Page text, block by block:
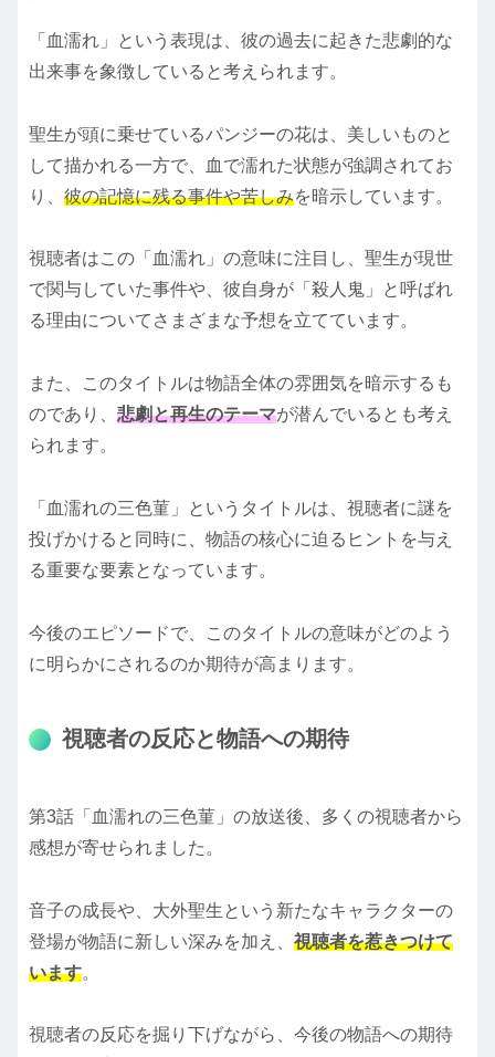
「血濡れ」という表現は、彼の過去に起きた悲劇的な
出来事を象徴していると考えられます。
聖生が頭に乗せているパンジーの花は、美しいものと
して描かれる一方で、血で濡れた状態が強調されてお
り、 彼の記憶に残る事件や苦しみを暗示しています。
視聴者はこの「血濡れ」の意味に注目し、聖生が現世
で関与していた事件や、彼自身が「殺人鬼」と呼ばれ
る理由についてさまざまな予想を立てています。
また、このタイトルは物語全体の雰囲気を暗示するも
のであり、 悲劇と再生のテーマが潜んでいるとも考え
られます。
「血濡れの三色菫」というタイトルは、視聴者に謎を
投げかけると同時に、物語の核心に迫るヒントを与え
る重要な要素となっています。
今後のエピソードで、このタイトルの意味がどのよう
に明らかにされるのか期待が高まります。
視聴者の反応と物語への期待
第3話「血濡れの三色菫」の放送後、多くの視聴者から
感想が寄せられました。
音子の成長や、大外聖生という新たなキャラクターの
登場が物語に新しい深みを加え、 視聴者を惹きつけて
います。
視聴者の反応を掘り下げながら、今後の物語への期待